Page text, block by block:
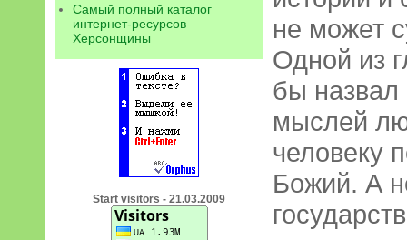
Самый полный каталог
интернет-ресурсов
Херсонщины
Start visitors - 21.03.2009
не может
Одной из
бы назвал
мыслей
человеку
Божий. А